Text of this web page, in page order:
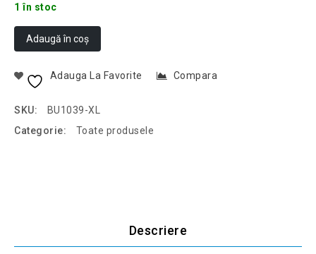
1 în stoc
Adaugă în coș
Adauga La Favorite Compara
SKU:
BU1039-XL
Categorie:
Toate produsele
Descriere